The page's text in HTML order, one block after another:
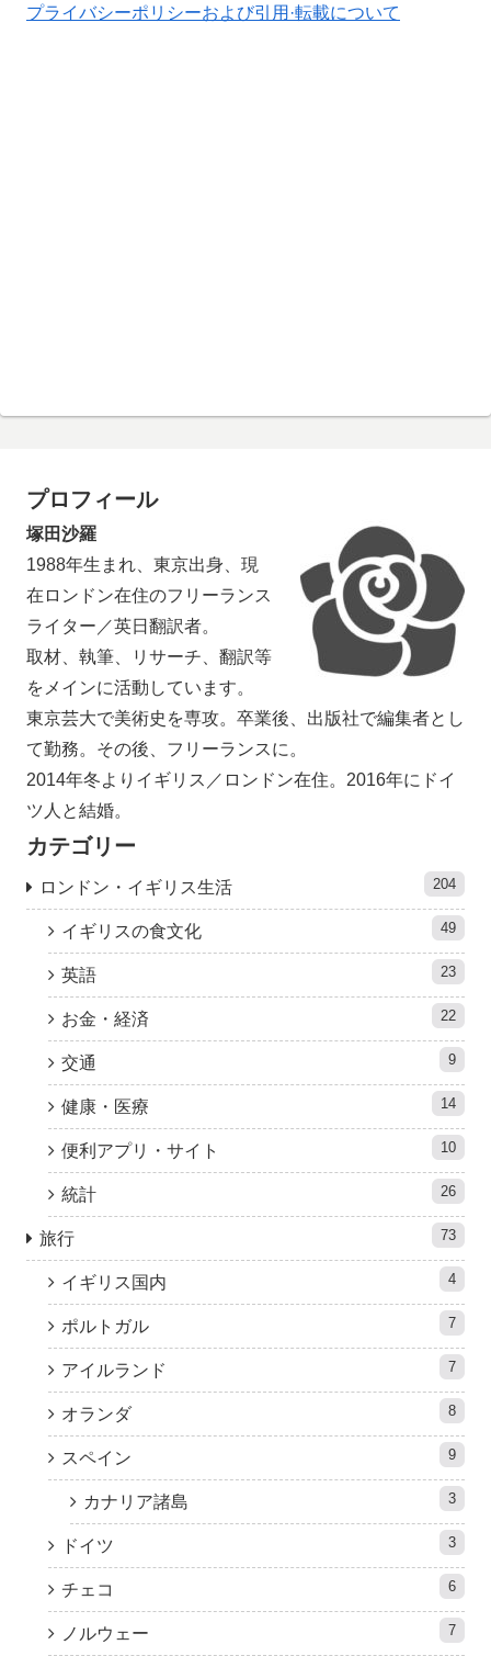
プライバシーポリシーおよび引用·転載について
プロフィール
塚田沙羅
1988年生まれ、東京出身、現
在ロンドン在住のフリーランス
ライター／英日翻訳者。
取材、執筆、リサーチ、翻訳等
をメインに活動しています。
東京芸大で美術史を専攻。卒業後、出版社で編集者とし
て勤務。その後、フリーランスに。
2014年冬よりイギリス／ロンドン在住。2016年にドイ
ツ人と結婚。
カテゴリー
ロンドン・イギリス生活 204
イギリスの食文化 49
英語 23
お金・経済 22
交通 9
健康・医療 14
便利アプリ・サイト 10
統計 26
旅行 73
イギリス国内 4
ポルトガル 7
アイルランド 7
オランダ 8
スペイン 9
カナリア諸島 3
ドイツ 3
チェコ 6
ノルウェー 7